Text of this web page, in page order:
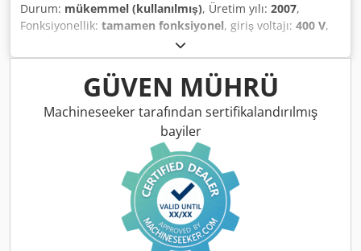
Durum: mükemmel (kullanılmış), Üretim yılı: 2007,
Fonksiyonellik: tamamen fonksiyonel, giriş voltajı: 400 V,
460 mm
460 mm, 90°'de yuvarlak çelik kesme aralığı:460 mm, strok
600 mm, Bomar Compact 460A 2007 üretim yılı 2
m'lik kızaklar Dksdpfx Agjxzymwjtsr 3 m'lik kızaklar Talaş
konveyörü Fiyat, demontaj ve yükleme hariçtir.
GÜVEN MÜHRÜ
Machineseeker tarafından sertifikalandırılmış
bayiler